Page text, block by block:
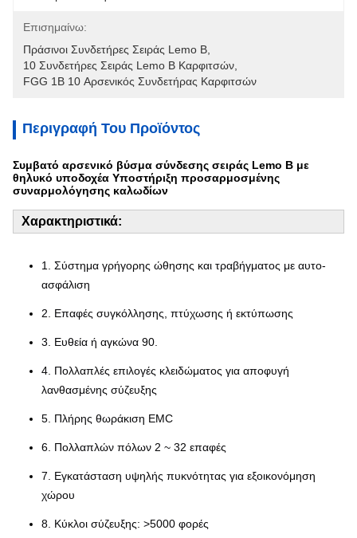
Επισημαίνω:
Πράσινοι Συνδετήρες Σειράς Lemo Β
10 Συνδετήρες Σειράς Lemo Β Καρφιτσών
FGG 1B 10 Αρσενικός Συνδετήρας Καρφιτσών
Περιγραφή Του Προϊόντος
Συμβατό αρσενικό βύσμα σύνδεσης σειράς Lemo B με
θηλυκό υποδοχέα Υποστήριξη προσαρμοσμένης
συναρμολόγησης καλωδίων
Χαρακτηριστικά:
1. Σύστημα γρήγορης ώθησης και τραβήγματος με αυτο-
ασφάλιση
2. Επαφές συγκόλλησης, πτύχωσης ή εκτύπωσης
3. Ευθεία ή αγκώνα 90.
4. Πολλαπλές επιλογές κλειδώματος για αποφυγή
λανθασμένης σύζευξης
5. Πλήρης θωράκιση EMC
6. Πολλαπλών πόλων 2 ~ 32 επαφές
7. Εγκατάσταση υψηλής πυκνότητας για εξοικονόμηση
χώρου
8. Κύκλοι σύζευξης: >5000 φορές